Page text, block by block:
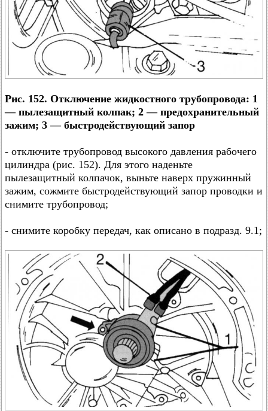
Рис. 152. Отключение жидкостного трубопровода: 1
— пылезащитный колпак; 2 — предохранительный
зажим; 3 — быстродействующий запор
- отключите трубопровод высокого давления рабочего
цилиндра (рис. 152). Для этого наденьте
пылезащитный колпачок, выньте наверх пружинный
зажим, сожмите быстродействующий запор проводки и
снимите трубопровод;
- снимите коробку передач, как описано в подразд. 9.1;